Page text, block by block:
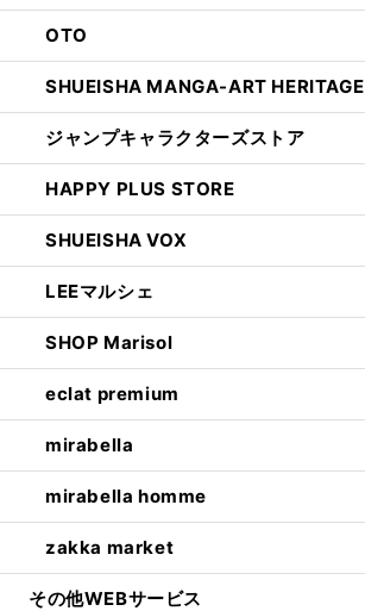
OTO
SHUEISHA MANGA-ART HERITAGE
ジャンプキャラクターズストア
HAPPY PLUS STORE
SHUEISHA VOX
LEEマルシェ
SHOP Marisol
eclat premium
mirabella
mirabella homme
zakka market
その他WEBサービス